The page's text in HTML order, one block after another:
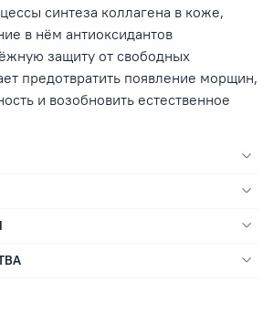
синтеза коллагена в коже,
в нём антиоксидантов
защиту от свободных
предотвратить появление морщин,
и возобновить естественное